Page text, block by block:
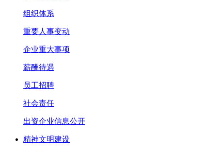
组织体系
重要人事变动
企业重大事项
薪酬待遇
员工招聘
社会责任
出资企业信息公开
精神文明建设